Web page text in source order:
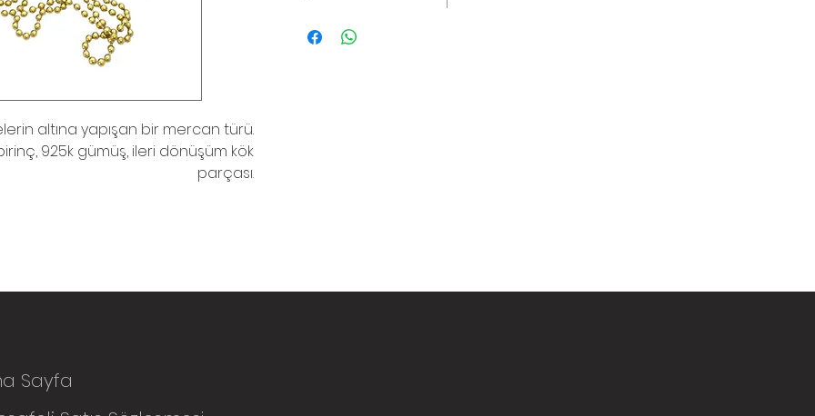
altına yapışan bir mercan türü.
925k gümüş, ileri dönüşüm kök
parçası.
Sayfa